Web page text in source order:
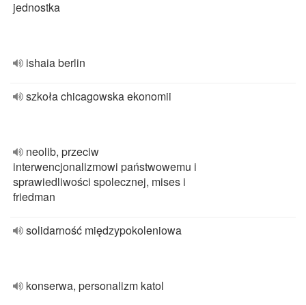
jednostka
ishaia berlin
szkoła chicagowska ekonomii
neolib, przeciw
interwencjonalizmowi państwowemu i
sprawiedliwości spolecznej, mises i
friedman
solidarność międzypokoleniowa
konserwa, personalizm katol